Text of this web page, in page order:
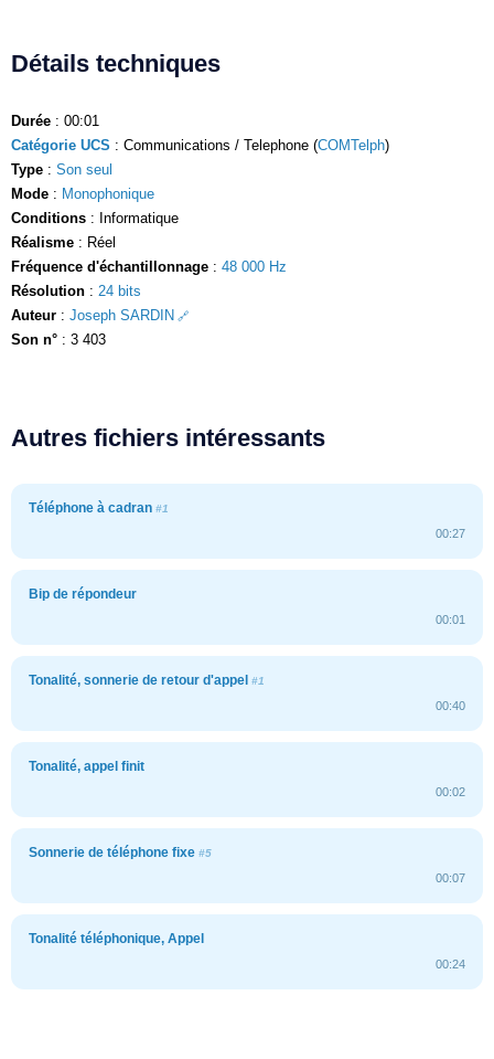
Détails techniques
Durée : 00:01
Catégorie UCS : Communications / Telephone (COMTelph)
Type : Son seul
Mode : Monophonique
Conditions : Informatique
Réalisme : Réel
Fréquence d'échantillonnage : 48 000 Hz
Résolution : 24 bits
Auteur : Joseph SARDIN
Son n° : 3 403
Autres fichiers intéressants
Téléphone à cadran #1
00:27
Bip de répondeur
00:01
Tonalité, sonnerie de retour d'appel #1
00:40
Tonalité, appel finit
00:02
Sonnerie de téléphone fixe #5
00:07
Tonalité téléphonique, Appel
00:24